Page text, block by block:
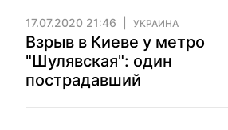
17.07.2020 21:46 УКРАИНА
Взрыв в Киеве у метро
"Шулявская": один
пострадавший